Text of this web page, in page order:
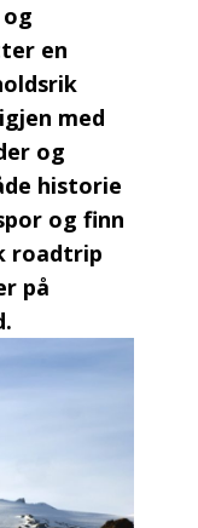
en
med
og
historie
og finn
roadtrip
på